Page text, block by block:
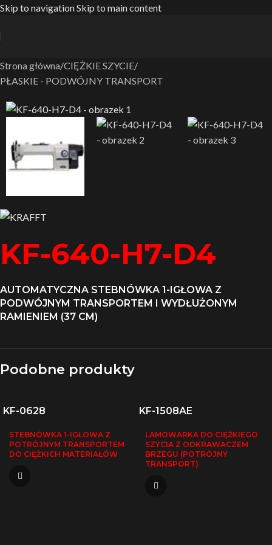
Skip to navigationSkip to main content
Strona główna/CIĘŻKIE SZYCIE/
PŁASKIE - PODWÓJNY TRANSPORT
KF-640-H7-D4
AUTOMATYCZNA STEBNÓWKA 1-IGŁOWA Z
PODWÓJNYM TRANSPORTEM I WYDŁUŻONYM
RAMIENIEM (37 CM)
Podobne produkty
KF-0628
STEBNÓWKA 1-IGŁOWA Z
POTRÓJNYM TRANSPORTEM
DO CIĘŻKICH MATERIAŁÓW
KF-1508AE
LAMOWARKA DO CIĘŻKIEGO
SZYCIA Z ODKRAWACZEM
BRZEGU (POTRÓJNY
TRANSPORT)